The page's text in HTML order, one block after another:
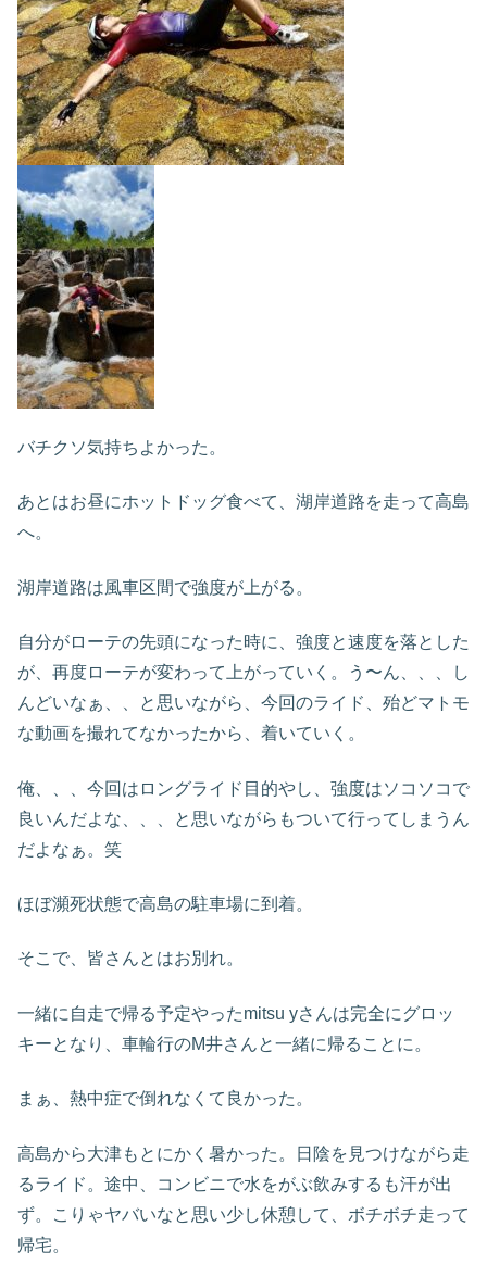
バチクソ気持ちよかった。
あとはお昼にホットドッグ食べて、湖岸道路を走って高島
へ。
湖岸道路は風車区間で強度が上がる。
自分がローテの先頭になった時に、強度と速度を落とした
が、再度ローテが変わって上がっていく。う〜ん、、、し
んどいなぁ、、と思いながら、今回のライド、殆どマトモ
な動画を撮れてなかったから、着いていく。
俺、、、今回はロングライド目的やし、強度はソコソコで
良いんだよな、、、と思いながらもついて行ってしまうん
だよなぁ。笑
ほぼ瀕死状態で高島の駐車場に到着。
そこで、皆さんとはお別れ。
一緒に自走で帰る予定やったmitsu yさんは完全にグロッ
キーとなり、車輪行のM井さんと一緒に帰ることに。
まぁ、熱中症で倒れなくて良かった。
高島から大津もとにかく暑かった。日陰を見つけながら走
るライド。途中、コンビニで水をがぶ飲みするも汗が出
ず。こりゃヤバいなと思い少し休憩して、ボチボチ走って
帰宅。